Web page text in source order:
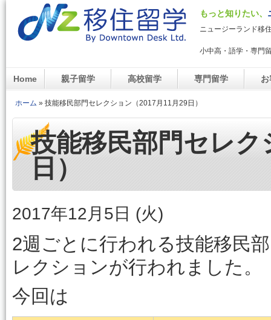
NZ移住留学デスク もっと知りたい、
ニュージーランド移
小中高・語学・専門
メインメニュー
Home 親子留学 高校留学 専門留学 お
現在地
ホーム » 技能移民部門セレクション（2017月11月29日）
技能移民部門セレ
日）
2017年12月5日 (火)
2週ごとに行われる技能移民
レクションが行われました。
今回は